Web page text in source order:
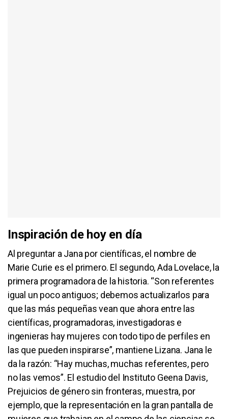
Inspiración de hoy en día
Al preguntar a Jana por científicas, el nombre de
Marie Curie es el primero. El segundo, Ada Lovelace, la
primera programadora de la historia. “Son referentes
igual un poco antiguos; debemos actualizarlos para
que las más pequeñas vean que ahora entre las
científicas, programadoras, investigadoras e
ingenieras hay mujeres con todo tipo de perfiles en
las que pueden inspirarse”, mantiene Lizana. Jana le
da la razón: “Hay muchas, muchas referentes, pero
no las vemos”. El estudio del Instituto Geena Davis,
Prejuicios de género sin fronteras, muestra, por
ejemplo, que la representación en la gran pantalla de